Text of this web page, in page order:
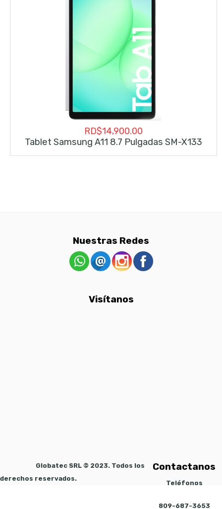
RD$14,900.00
Tablet Samsung A11 8.7 Pulgadas SM-X133
Nuestras Redes
Visítanos
Contactanos
Teléfonos
809-687-3653
Globatec SRL © 2023. Todos los
derechos reservados.